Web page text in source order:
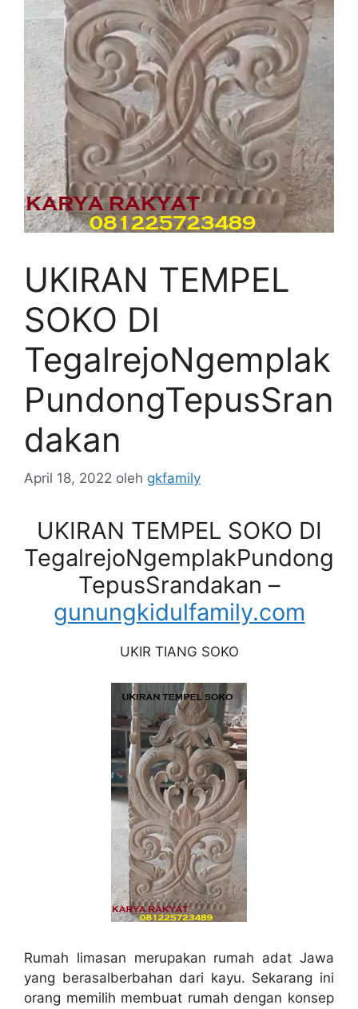
UKIRAN TEMPEL
SOKO DI
TegalrejoNgemplak
PundongTepusSran
dakan
April 18, 2022 oleh gkfamily
UKIRAN TEMPEL SOKO DI
TegalrejoNgemplakPundong
TepusSrandakan –
gunungkidulfamily.com
UKIR TIANG SOKO
Rumah limasan merupakan rumah adat Jawa
yang berasalberbahan dari kayu. Sekarang ini
orang memilih membuat rumah dengan konsep